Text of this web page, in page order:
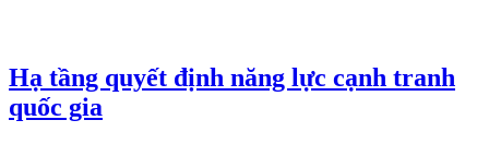
Hạ tầng quyết định năng lực cạnh tranh
quốc gia